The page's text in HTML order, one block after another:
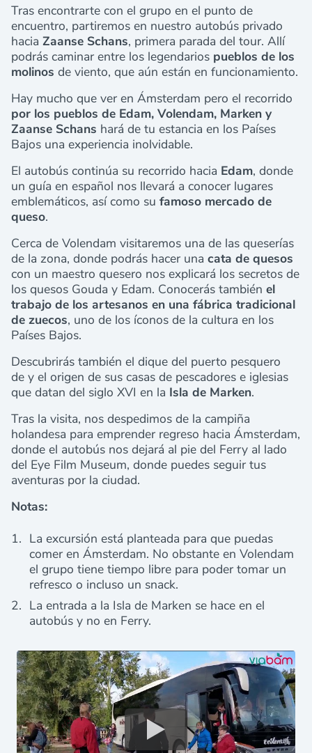
Tras encontrarte con el grupo en el punto de
encuentro, partiremos en nuestro autobús privado
hacia Zaanse Schans, primera parada del tour. Allí
podrás caminar entre los legendarios pueblos de los
molinos de viento, que aún están en funcionamiento.
Hay mucho que ver en Ámsterdam pero el recorrido
por los pueblos de Edam, Volendam, Marken y
Zaanse Schans hará de tu estancia en los Países
Bajos una experiencia inolvidable.
El autobús continúa su recorrido hacia Edam, donde
un guía en español nos llevará a conocer lugares
emblemáticos, así como su famoso mercado de
queso.
Cerca de Volendam visitaremos una de las queserías
de la zona, donde podrás hacer una cata de quesos
con un maestro quesero nos explicará los secretos de
los quesos Gouda y Edam. Conocerás también el
trabajo de los artesanos en una fábrica tradicional
de zuecos, uno de los íconos de la cultura en los
Países Bajos.
Descubrirás también el dique del puerto pesquero
de y el origen de sus casas de pescadores e iglesias
que datan del siglo XVI en la Isla de Marken.
Tras la visita, nos despedimos de la campiña
holandesa para emprender regreso hacia Ámsterdam,
donde el autobús nos dejará al pie del Ferry al lado
del Eye Film Museum, donde puedes seguir tus
aventuras por la ciudad.
Notas:
La excursión está planteada para que puedas
comer en Ámsterdam. No obstante en Volendam
el grupo tiene tiempo libre para poder tomar un
refresco o incluso un snack.
La entrada a la Isla de Marken se hace en el
autobús y no en Ferry.